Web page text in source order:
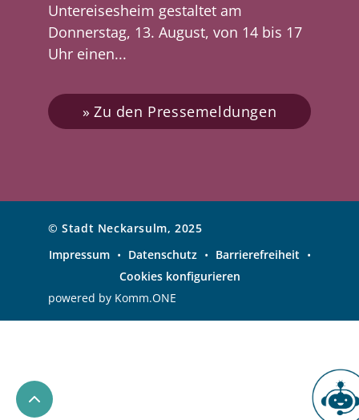
Untereisesheim gestaltet am
Donnerstag, 13. August, von 14 bis 17
Uhr einen...
Zu den Pressemeldungen
© Stadt Neckarsulm, 2025
Impressum • Datenschutz • Barrierefreiheit •
Cookies konfigurieren
powered by Komm.ONE